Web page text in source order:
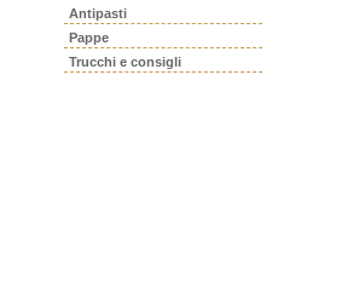
Antipasti
Pappe
Trucchi e consigli